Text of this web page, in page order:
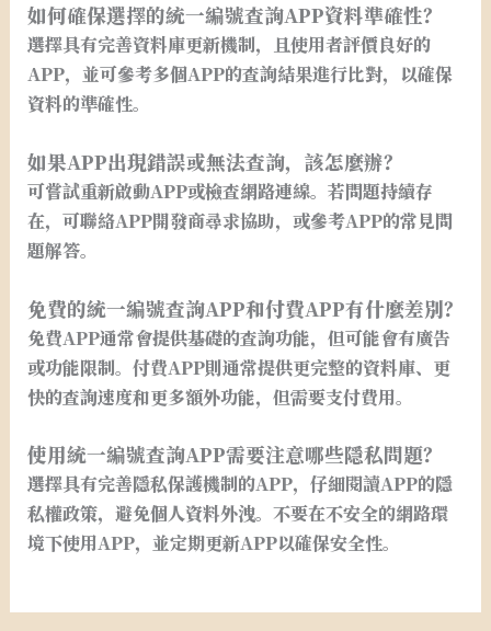
如何確保選擇的統一編號查詢APP資料準確性？
選擇具有完善資料庫更新機制，且使用者評價良好的
APP，並可參考多個APP的查詢結果進行比對，以確保
資料的準確性。
如果APP出現錯誤或無法查詢，該怎麼辦？
可嘗試重新啟動APP或檢查網路連線。若問題持續存
在，可聯絡APP開發商尋求協助，或參考APP的常見問
題解答。
免費的統一編號查詢APP和付費APP有什麼差別？
免費APP通常會提供基礎的查詢功能，但可能會有廣告
或功能限制。付費APP則通常提供更完整的資料庫、更
快的查詢速度和更多額外功能，但需要支付費用。
使用統一編號查詢APP需要注意哪些隱私問題？
選擇具有完善隱私保護機制的APP，仔細閱讀APP的隱
私權政策，避免個人資料外洩。不要在不安全的網路環
境下使用APP，並定期更新APP以確保安全性。